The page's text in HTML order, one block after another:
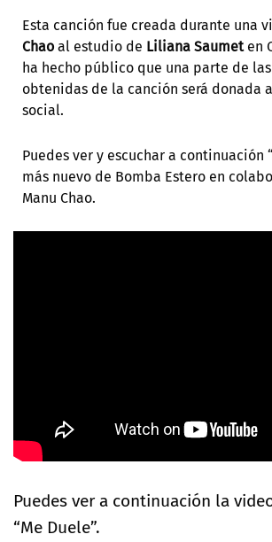
Esta canción fue creada durante una
Chao al estudio de Liliana Saumeten
ha hecho público que una parte de
obtenidas de la canción será donada
social.
Puedes ver y escuchar a continuación
más nuevo de Bomba Estero en
Manu Chao.
Puedes ver a continuación la
“Me Duele”.